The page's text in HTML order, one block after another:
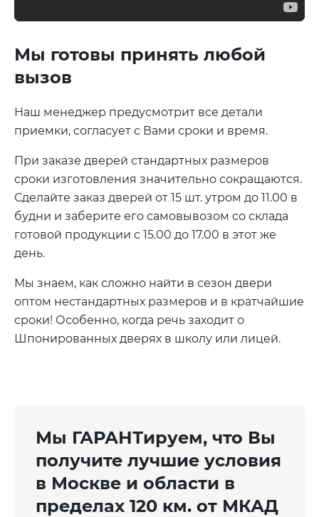
Мы готовы принять любой
вызов
Наш менеджер предусмотрит все детали
приемки, согласует с Вами сроки и время.
При заказе дверей стандартных размеров
сроки изготовления значительно сокращаются.
Сделайте заказ дверей от 15 шт. утром до 11.00 в
будни и заберите его самовывозом со склада
готовой продукции с 15.00 до 17.00 в этот же
день.
Мы знаем, как сложно найти в сезон двери
оптом нестандартных размеров и в кратчайшие
сроки! Особенно, когда речь заходит о
Шпонированных дверях в школу или лицей.
Мы ГАРАНТируем, что Вы
получите лучшие условия
в Москве и области в
пределах 120 км. от МКАД